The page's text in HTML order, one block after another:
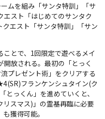
ムを組み「サンタ特訓」「サ
エスト「はじめてのサンタク
エスト「サンタ特訓」「サン
とで、1回限定で遊べるメイ
放される。最初の「とっく
プレゼント術」をクリアする
フランケンシュタイン(ク
とっくん」を進めていくと、
リスマス)」の霊基再臨に必要
獲得可能。